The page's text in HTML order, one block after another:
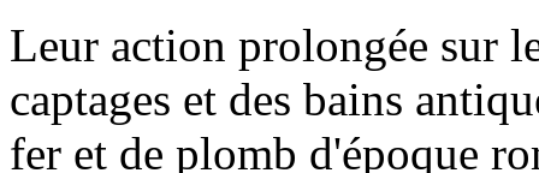
Leur action prolongée sur
captages et des bains
fer et de plomb d'époque